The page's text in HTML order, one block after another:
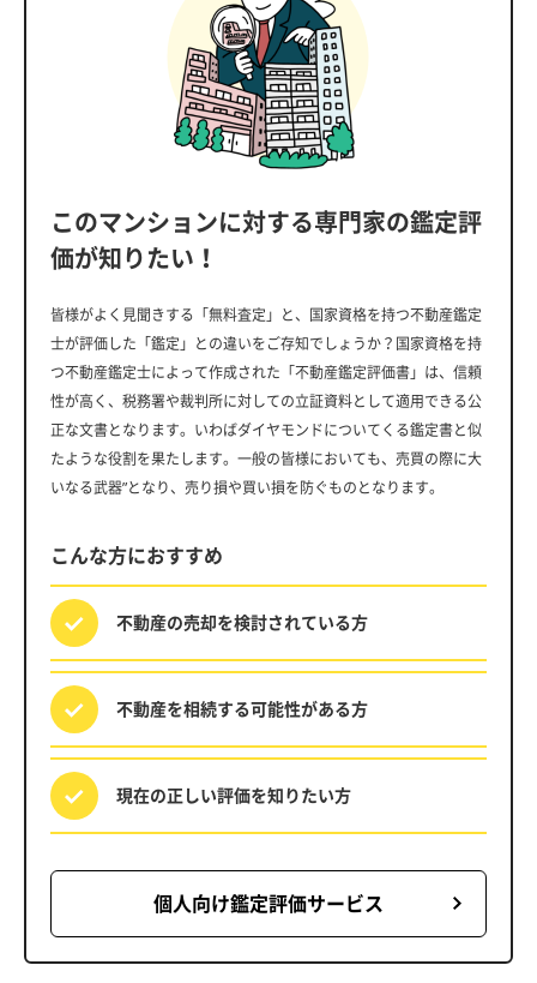
このマンションに対する専門家の鑑定評
価が知りたい！
皆様がよく見聞きする「無料査定」と、国家資格を持つ不動産鑑定
士が評価した「鑑定」との違いをご存知でしょうか？国家資格を持
つ不動産鑑定士によって作成された「不動産鑑定評価書」は、信頼
性が高く、税務署や裁判所に対しての立証資料として適用できる公
正な文書となります。いわばダイヤモンドについてくる鑑定書と似
たような役割を果たします。一般の皆様においても、売買の際に大
いなる武器”となり、売り損や買い損を防ぐものとなります。
こんな方におすすめ
不動産の売却を検討されている方
不動産を相続する可能性がある方
現在の正しい評価を知りたい方
個人向け鑑定評価サービス